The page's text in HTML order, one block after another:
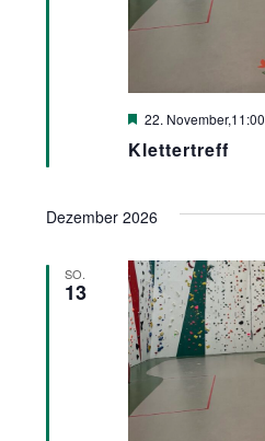
Klettertreff
Hervorgehoben
22. November,11:00
Dezember 2026
SO.
13